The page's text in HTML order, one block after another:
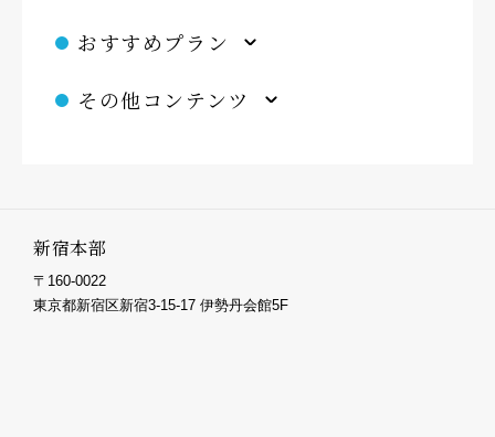
おすすめプラン
その他コンテンツ
新宿本部
〒160-0022
東京都新宿区新宿3-15-17 伊勢丹会館5F